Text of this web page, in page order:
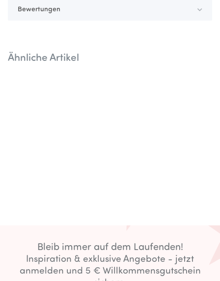
Bewertungen
Ähnliche Artikel
Bleib immer auf dem Laufenden!
Inspiration & exklusive Angebote - jetzt
anmelden und 5 € Willkommensgutschein